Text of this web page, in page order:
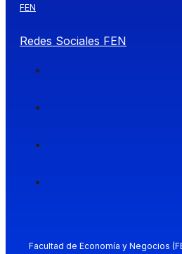
FEN
Redes Sociales FEN
Facultad de Economía y Negocios